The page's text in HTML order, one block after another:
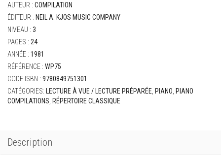
-
Favourite
Classic
Level
3
AUTEUR : COMPILATION
ÉDITEUR : NEIL A. KJOS MUSIC COMPANY
NIVEAU : 3
PAGES : 24
ANNÉE : 1981
RÉFÉRENCE : WP75
CODE ISBN : 9780849751301
CATÉGORIES: LECTURE À VUE / LECTURE PRÉPARÉE PIANO PIANO
COMPILATIONS RÉPERTOIRE CLASSIQUE
Description